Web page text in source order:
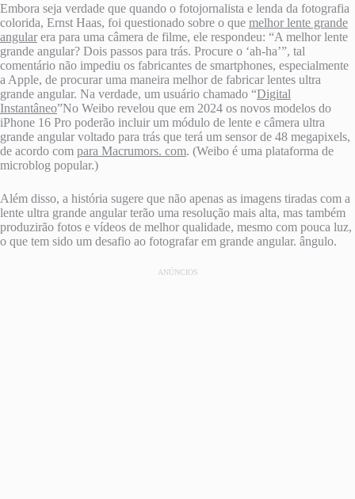
Embora seja verdade que quando o fotojornalista e lenda da fotografia
colorida, Ernst Haas, foi questionado sobre o que melhor lente grande
angular era para uma câmera de filme, ele respondeu: “A melhor lente
grande angular? Dois passos para trás. Procure o ‘ah-ha’”, tal
comentário não impediu os fabricantes de smartphones, especialmente
a Apple, de procurar uma maneira melhor de fabricar lentes ultra
grande angular. Na verdade, um usuário chamado “Digital
Instantâneo”No Weibo revelou que em 2024 os novos modelos do
iPhone 16 Pro poderão incluir um módulo de lente e câmera ultra
grande angular voltado para trás que terá um sensor de 48 megapixels,
de acordo com para Macrumors. com. (Weibo é uma plataforma de
microblog popular.)
Além disso, a história sugere que não apenas as imagens tiradas com a
lente ultra grande angular terão uma resolução mais alta, mas também
produzirão fotos e vídeos de melhor qualidade, mesmo com pouca luz,
o que tem sido um desafio ao fotografar em grande angular. ângulo.
ANÚNCIOS